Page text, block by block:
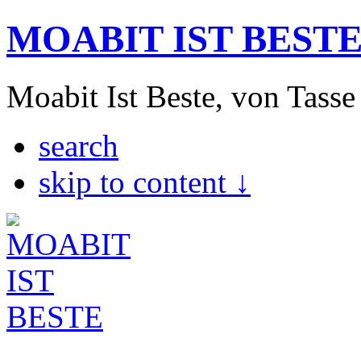
MOABIT IST
Moabit Ist Beste, von
search
skip to content ↓